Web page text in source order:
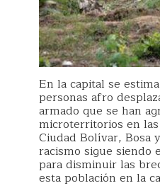
En la capital se
personas afro
armado que se han
microterritorios en
Ciudad Bolívar, Bosa
racismo sigue siendo
para disminuir las
esta población en la